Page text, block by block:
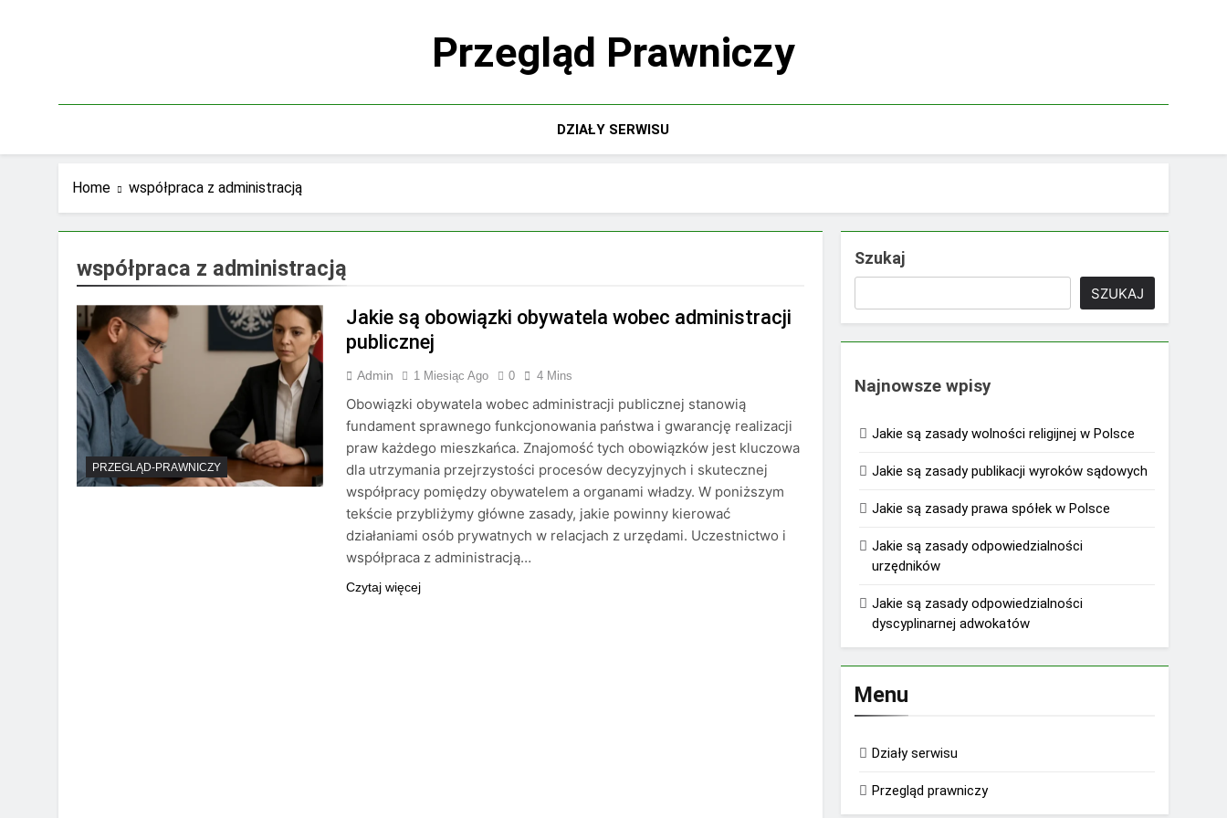
Przegląd Prawniczy
DZIAŁY SERWISU
Home współpraca z administracją
współpraca z administracją
PRZEGLĄD-PRAWNICZY
Jakie są obowiązki obywatela wobec administracji
publicznej
Admin 1 Miesiąc Ago 0 4 Mins
Obowiązki obywatela wobec administracji publicznej stanowią
fundament sprawnego funkcjonowania państwa i gwarancję realizacji
praw każdego mieszkańca. Znajomość tych obowiązków jest kluczowa
dla utrzymania przejrzystości procesów decyzyjnych i skutecznej
współpracy pomiędzy obywatelem a organami władzy. W poniższym
tekście przybliżymy główne zasady, jakie powinny kierować
działaniami osób prywatnych w relacjach z urzędami. Uczestnictwo i
współpraca z administracją…
Czytaj więcej
Szukaj
SZUKAJ
Najnowsze wpisy
Jakie są zasady wolności religijnej w Polsce
Jakie są zasady publikacji wyroków sądowych
Jakie są zasady prawa spółek w Polsce
Jakie są zasady odpowiedzialności
urzędników
Jakie są zasady odpowiedzialności
dyscyplinarnej adwokatów
Menu
Działy serwisu
Przegląd prawniczy